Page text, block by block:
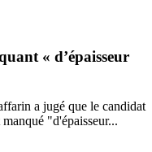
« d’épaisseur
a jugé que le candidat
"d'épaisseur...